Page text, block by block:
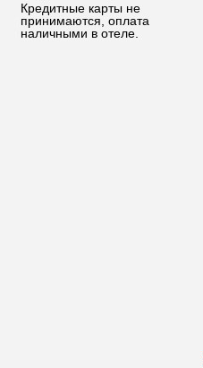
Кредитные карты не
принимаются, оплата
наличными в отеле.